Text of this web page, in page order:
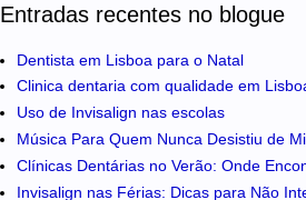
Entradas recentes no blogue
Dentista em Lisboa para o Natal
Clinica dentaria com qualidade em
Uso de Invisalign nas escolas
Música Para Quem Nunca Desistiu de
Clínicas Dentárias no Verão: Onde
Invisalign nas Férias: Dicas para Não